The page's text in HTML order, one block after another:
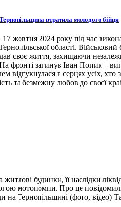
втратила молодого бійця
жовтня 2024 року під час
області.
своє життя, захищаючи
фронті загинув Іван Попик –
відгукнулася в серцях усіх,
та безмежну любов до своєї
будинки, її наслідки
мотопомпи. Про це
на Тернопільщині (фото, відео)